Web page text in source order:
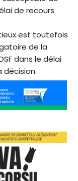
de recours
est toutefois
de la
dans le délai
décision.